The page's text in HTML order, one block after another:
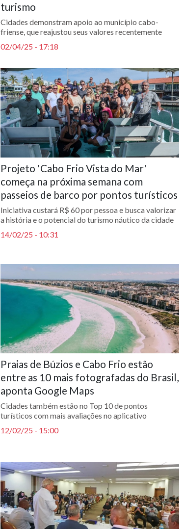
turismo
Cidades demonstram apoio ao município cabo-
friense, que reajustou seus valores recentemente
02/04/25 - 17:18
Projeto 'Cabo Frio Vista do Mar'
começa na próxima semana com
passeios de barco por pontos turísticos
Iniciativa custará R$ 60 por pessoa e busca valorizar
a história e o potencial do turismo náutico da cidade
14/02/25 - 10:31
Praias de Búzios e Cabo Frio estão
entre as 10 mais fotografadas do Brasil,
aponta Google Maps
Cidades também estão no Top 10 de pontos
turísticos com mais avaliações no aplicativo
12/02/25 - 15:00